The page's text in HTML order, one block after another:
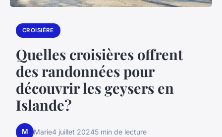
CROISIÈRE
Quelles croisières offrent
des randonnées pour
découvrir les geysers en
Islande?
M Marie4 juillet 20245 min de lecture